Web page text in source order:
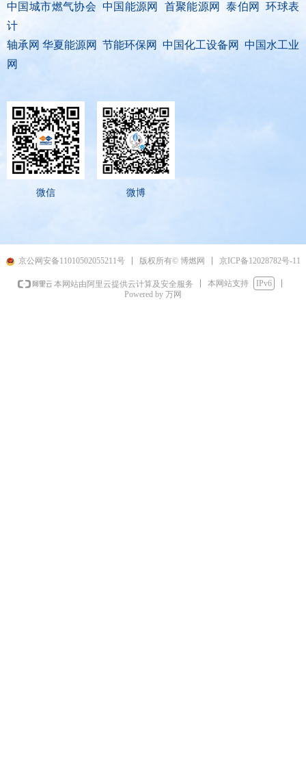
中国城市燃气协会 中国能源网 首聚能源网 泰伯网 环球表
计
轴承网 华夏能源网 节能环保网 中国化工设备网 中国水工业
网
微信 微博
京公网安备11010502055211号 版权所有© 博燃网 京ICP备12028782号-11
本网站由阿里云提供云计算及安全服务 本网站支持
IPv6
Powered by 万网